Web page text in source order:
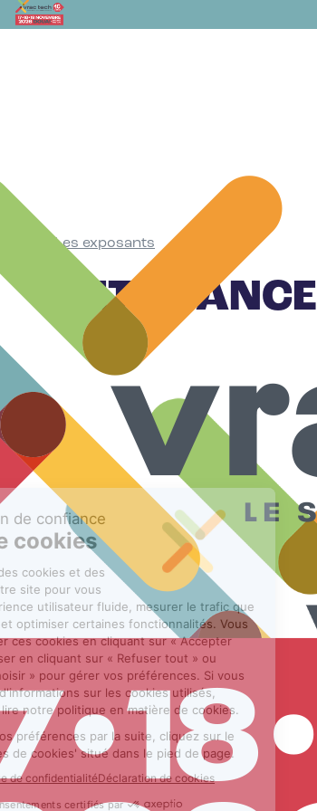
Les exposants
SET FRANCE